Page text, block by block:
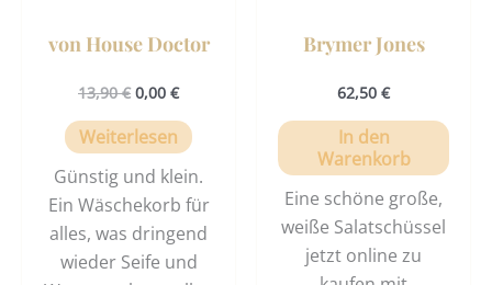
von House Doctor
13,90€ 0,00 €
Weiterlesen
Günstig und klein.
Ein Wäschekorb für
alles, was dringend
wieder Seife und
Brymer Jones
62,50 €
In den
Warenkorb
Eine schöne große,
weiße Salatschüssel
jetzt online zu